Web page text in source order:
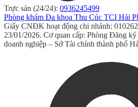
Trực sản (24/24): 0936245499
Phòng khám Đa khoa Thu Cúc TCI Hải
Giấy CNĐK hoạt động chi nhánh:
23/01/2026. Cơ quan cấp: Phòng Đăng
doanh nghiệp – Sở Tài chính thành phố